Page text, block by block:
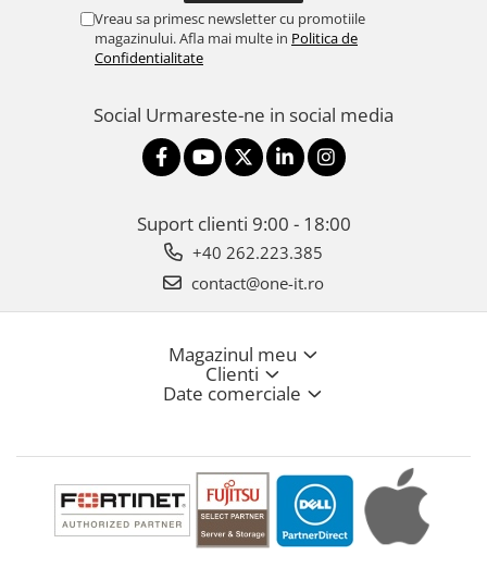
Vreau sa primesc newsletter cu promotiile
magazinului. Afla mai multe in Politica de
Confidentialitate
Social Urmareste-ne in social media
Suport clienti 9:00 - 18:00
+40 262.223.385
contact@one-it.ro
Magazinul meu
Clienti
Date comerciale